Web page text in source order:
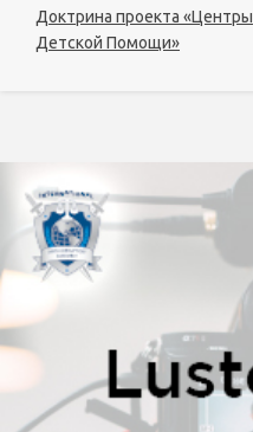
Доктрина проекта «Центры
Детской Помощи»